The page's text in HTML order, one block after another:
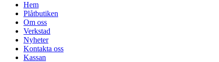
Hem
Plåtbutiken
Om oss
Verkstad
Nyheter
Kontakta oss
Kassan